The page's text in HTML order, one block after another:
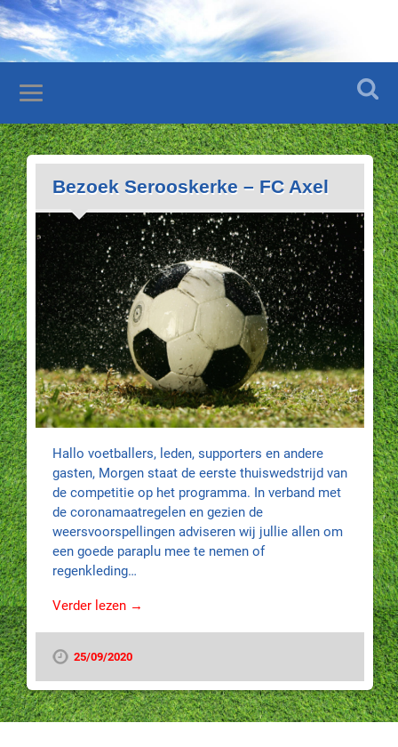
Bezoek Serooskerke – FC Axel
Hallo voetballers, leden, supporters en andere
gasten, Morgen staat de eerste thuiswedstrijd van
de competitie op het programma. In verband met
de coronamaatregelen en gezien de
weersvoorspellingen adviseren wij jullie allen om
een goede paraplu mee te nemen of
regenkleding…
Verder lezen →
25/09/2020